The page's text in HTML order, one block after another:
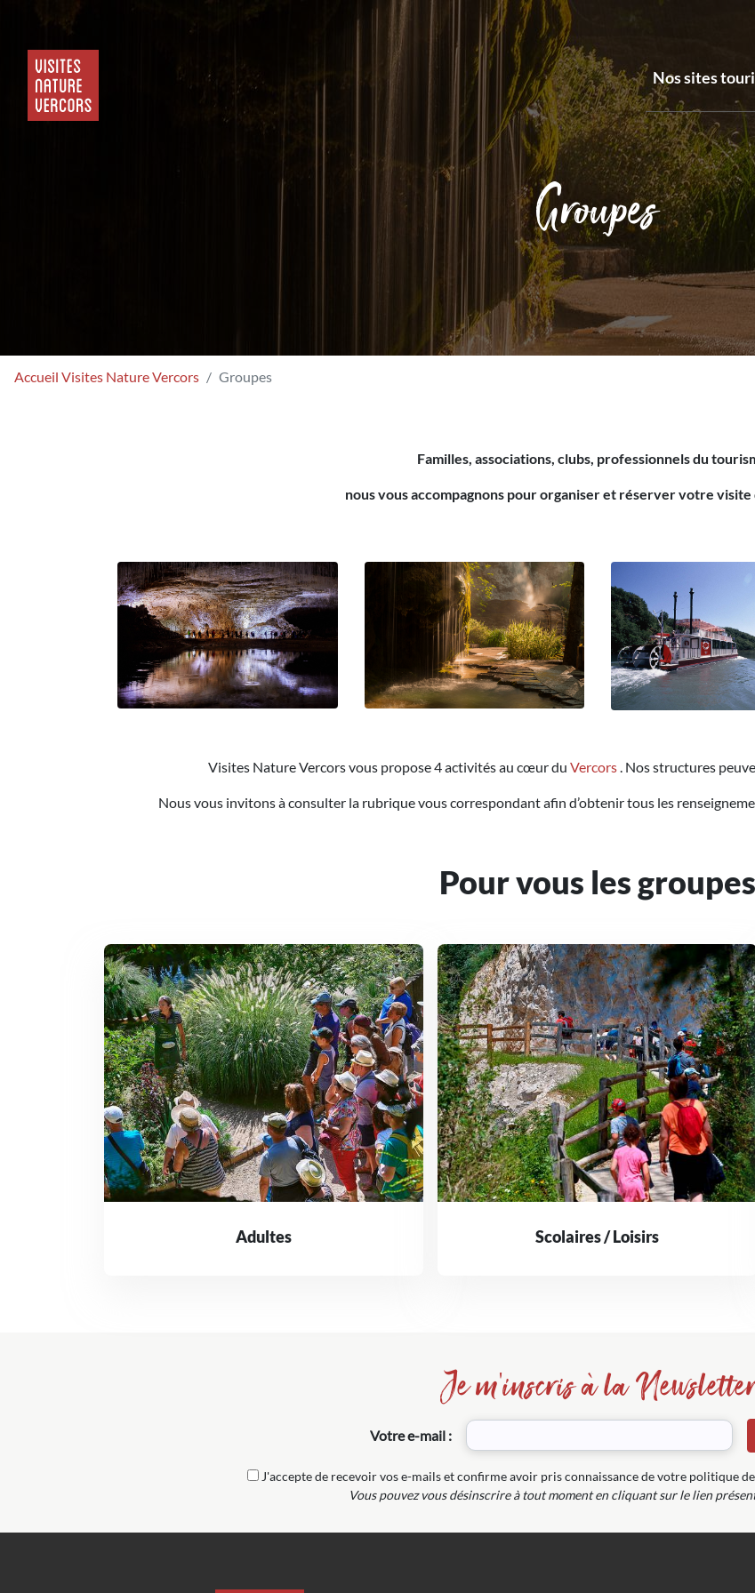
Nos sites
Groupes
Accueil Visites Nature Vercors Groupes
Familles, associations, clubs, professionnels du
nous vous accompagnons pour organiser et réserver votre visite
Visites Nature Vercors vous propose 4 activités au cœur du Vercors. Nos structures
Nous vous invitons à consulter la rubrique vous correspondant afin d’obtenir tous les
Pour vous les groupes
Adultes Scolaires / Loisirs
Je m'inscris à la Newsletter
Votre e-mail :
J'accepte de recevoir vos e-mails et confirme avoir pris connaissance de votre politique
Vous pouvez vous désinscrire à tout moment en cliquant sur le lien